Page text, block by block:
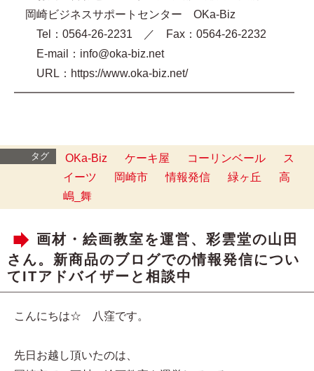
岡崎ビジネスサポートセンター OKa-Biz
Tel：0564-26-2231 ／ Fax：0564-26-2232
E-mail：info@oka-biz.net
URL：https://www.oka-biz.net/
━━━━━━━━━━━━━━━━━━━━━━━━━
タグ OKa-Biz ケーキ屋 コーリンベール
ス
イーツ
岡崎市 情報発信 緑ヶ丘
高
嶋_舞
画材・絵画教室を運営、彩雲堂の山田
さん。新商品のブログでの情報発信につい
てITアドバイザーと相談中
こんにちは☆ 八窪です。
先日お越し頂いたのは、